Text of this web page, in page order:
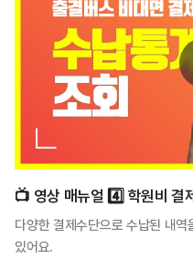
📺️ 영상 매뉴얼 4️⃣ 학원비 결
다양한 결제수단으로 수납된 내
있어요.